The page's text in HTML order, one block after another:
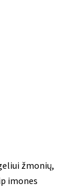
žmonių,
imones